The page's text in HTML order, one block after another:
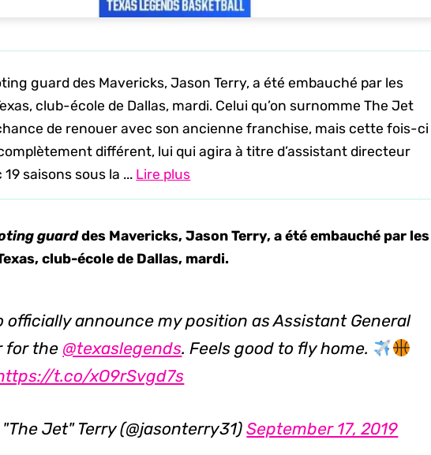
guard des Mavericks, Jason Terry, a été embauché par les
club-école de Dallas, mardi. Celui qu’on surnomme The Jet
de renouer avec son ancienne franchise, mais cette fois-ci
différent, lui qui agira à titre d’assistant directeur
saisons sous la ... Lire plus
guarddes Mavericks, Jason Terry, a été embauché par les
club-école de Dallas, mardi.
officially announce my position as Assistant General
for the @texaslegends. Feels good to fly home.
t.co/xO9rSvgd7s
Jet" Terry (@jasonterry31)September 17, 2019